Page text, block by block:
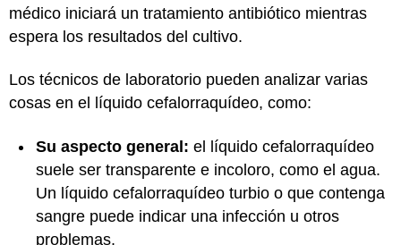
médico iniciará un tratamiento antibiótico mientras
espera los resultados del cultivo.
Los técnicos de laboratorio pueden analizar varias
cosas en el líquido cefalorraquídeo, como:
Su aspecto general: el líquido cefalorraquídeo
suele ser transparente e incoloro, como el agua.
Un líquido cefalorraquídeo turbio o que contenga
sangre puede indicar una infección u otros
problemas.